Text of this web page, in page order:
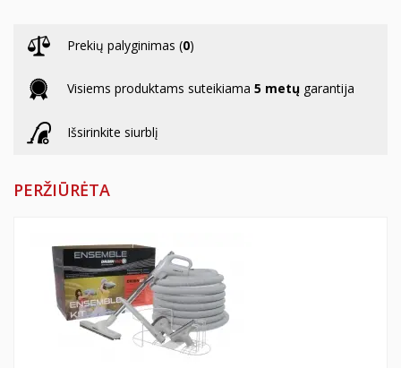
01DV)
Nerūdijančio plieno teleskopinis
užrakinimo mygtuku (TU11125)
Prekių palyginimas (0)
Visiems produktams suteikiama 5 metų garantija
Išsirinkite siurblį
PERŽIŪRĖTA